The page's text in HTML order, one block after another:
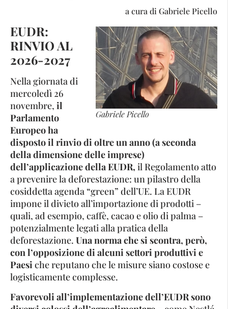
a cura di Gabriele Picello
Gabriele Picello
EUDR:
RINVIO AL
2026-2027
Nella giornata di
mercoledì 26
novembre, il
Parlamento
Europeo ha
disposto il rinvio di oltre un anno (a seconda
della dimensione delle imprese)
dell’applicazione della EUDR, il Regolamento atto
a prevenire la deforestazione: un pilastro della
cosiddetta agenda “green” dell’UE. La EUDR
impone il divieto all’importazione di prodotti –
quali, ad esempio, caffè, cacao e olio di palma –
potenzialmente legati alla pratica della
deforestazione. Una norma che si scontra, però,
con l’opposizione di alcuni settori produttivi e
Paesiche reputano che le misure siano costose e
logisticamente complesse.
Favorevoli all’implementazione dell’EUDR sono